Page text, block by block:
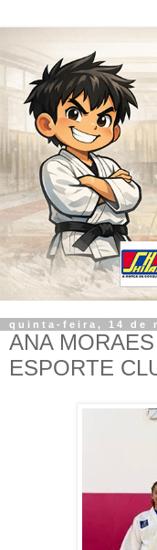
quinta-feira, 14 de
ANA
ESPORTE